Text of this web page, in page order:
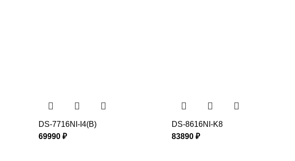
DS-7716NI-I4(B)
69990₽
DS-8616NI-K8
83890₽